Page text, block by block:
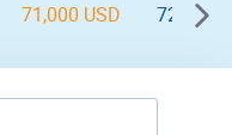
71,000 USD 72,000